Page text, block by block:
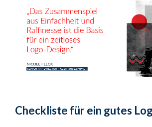
Checkliste für ein gutes